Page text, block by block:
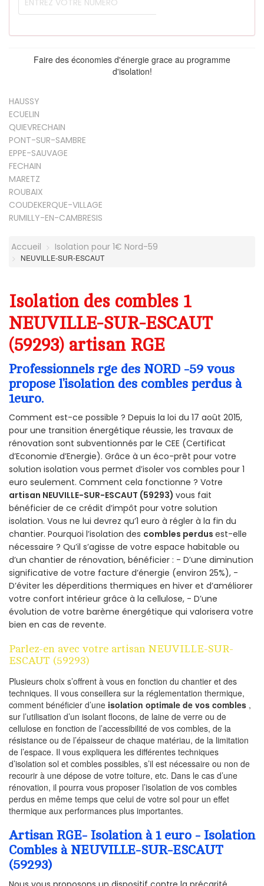
Faire des économies d'énergie grace au programme
d'isolation!
HAUSSY
ECUELIN
QUIEVRECHAIN
PONT-SUR-SAMBRE
EPPE-SAUVAGE
FECHAIN
MARETZ
ROUBAIX
COUDEKERQUE-VILLAGE
RUMILLY-EN-CAMBRESIS
Accueil Isolation pour 1€ Nord-59
NEUVILLE-SUR-ESCAUT
Isolation des combles 1
NEUVILLE-SUR-ESCAUT
(59293) artisan RGE
Professionnels rge des NORD -59 vous
propose l’isolation des combles perdus à
1euro.
Comment est-ce possible ? Depuis la loi du 17 août 2015,
pour une transition énergétique réussie, les travaux de
rénovation sont subventionnés par le CEE (Certificat
d’Economie d’Energie). Grâce à un éco-prêt pour votre
solution isolation vous permet d’isoler vos combles pour 1
euro seulement. Comment cela fonctionne ? Votre
artisan NEUVILLE-SUR-ESCAUT (59293) vous fait
bénéficier de ce crédit d’impôt pour votre solution
isolation. Vous ne lui devrez qu’1 euro à régler à la fin du
chantier. Pourquoi l’isolation des combles perdus est-elle
nécessaire ? Qu’il s’agisse de votre espace habitable ou
d’un chantier de rénovation, bénéficier : - D’une diminution
significative de votre facture d’énergie (environ 25%), -
D’éviter les déperditions thermiques en hiver et d’améliorer
votre confort intérieur grâce à la cellulose, - D’une
évolution de votre barème énergétique qui valorisera votre
bien en cas de revente.
Parlez-en avec votre artisan NEUVILLE-SUR-
ESCAUT (59293)
Plusieurs choix s’offrent à vous en fonction du chantier et des
techniques. Il vous conseillera sur la réglementation thermique,
comment bénéficier d’une isolation optimale de vos combles ,
sur l’utilisation d’un isolant flocons, de laine de verre ou de
cellulose en fonction de l’accessibilité de vos combles, de la
résistance ou de l’épaisseur de chaque matériau, de la limitation
de l’espace. Il vous expliquera les différentes techniques
d’isolation sol et combles possibles, s’il est nécessaire ou non de
recourir à une dépose de votre toiture, etc. Dans le cas d’une
rénovation, il pourra vous proposer l’isolation de vos combles
perdus en même temps que celui de votre sol pour un effet
thermique aux performances plus importantes.
Artisan RGE- Isolation à 1 euro - Isolation
Combles à NEUVILLE-SUR-ESCAUT
(59293)